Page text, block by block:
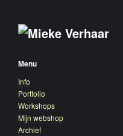
Menu
Info
Portfolio
Workshops
Mijn webshop
Archief